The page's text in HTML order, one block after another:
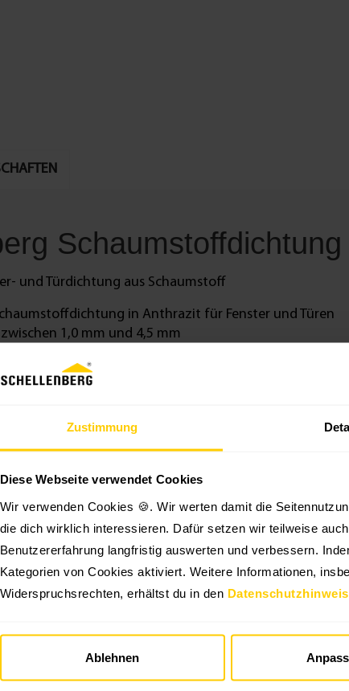
Zustimmung
Diese Webseite verwendet Cookies
Wir verwenden Cookies 🍪. Wir werten damit die
die dich wirklich interessieren. Dafür setzen wir teilweise
Benutzererfahrung langfristig auswerten und verbessern.
Kategorien von Cookies aktiviert. Weitere Informationen,
Widerspruchsrechten, erhältst du in den
Ablehnen
und Türdichtung aus Schaumstoff
in Anthrazit für Fenster und Türen
1,0 mm und 4,5 mm
Kälte und Feuchtigkeit, reduziert Lärm von draußen
mit 9 mm Breite und 4,5 mm Stärke
m Länge, individuell zuschneidbar
Plus dichtet Spalten zwischen 1,0 und 4,5 mm ab.
bei. Die Schaumstoffdichtung Plus ist
und eine Stärke von 4,5 mm. Im Lieferumfang der
werden kann. Sie ist in den Längen 6 m oder 10 m
oder 10 m (2 x 5 m)
4,5 mm